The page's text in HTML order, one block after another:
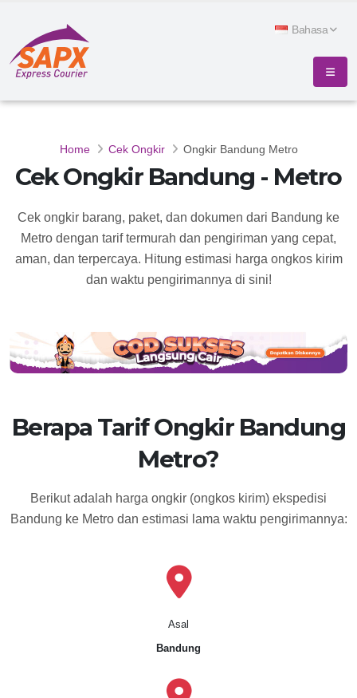
Bahasa
Home Cek Ongkir Ongkir Bandung Metro
Cek Ongkir Bandung - Metro
Cek ongkir barang, paket, dan dokumen dari Bandung ke
Metro dengan tarif termurah dan pengiriman yang cepat,
aman, dan terpercaya. Hitung estimasi harga ongkos kirim
dan waktu pengirimannya di sini!
Berapa Tarif Ongkir Bandung
Metro?
Berikut adalah harga ongkir (ongkos kirim) ekspedisi
Bandung ke Metro dan estimasi lama waktu pengirimannya:
Asal
Bandung